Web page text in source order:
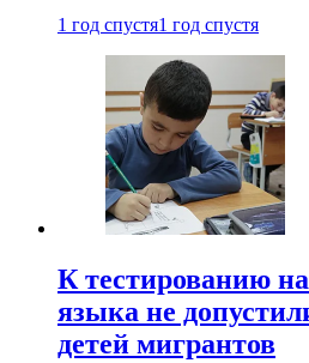
1 год спустя1 год спустя
К тестированию
языка не
детей мигрантов